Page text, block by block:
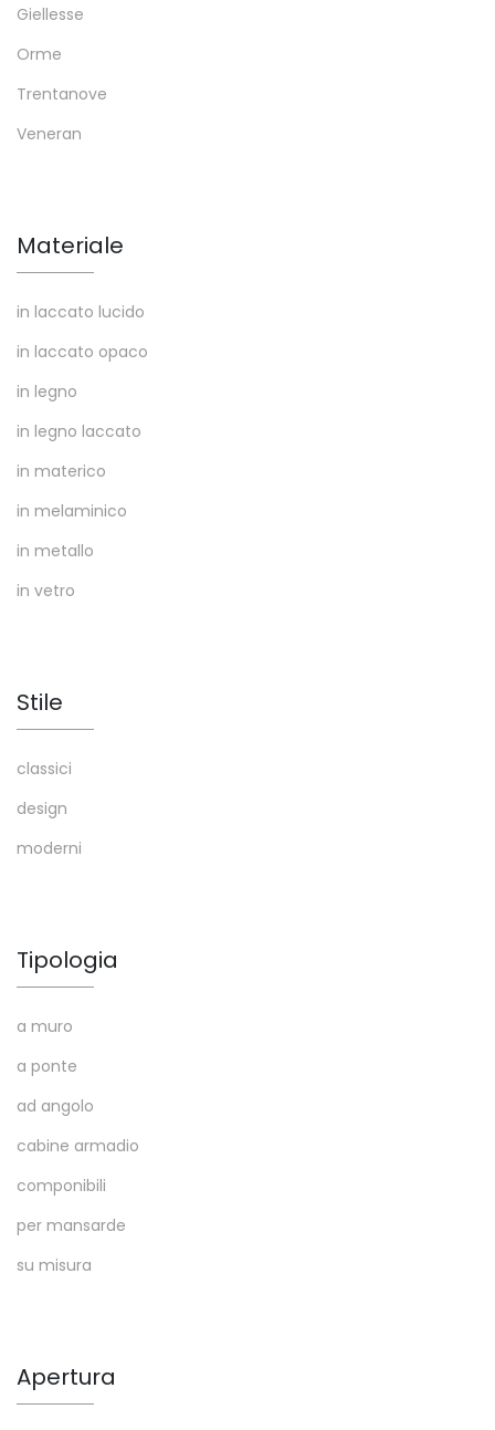
Giellesse
Orme
Trentanove
Veneran
Materiale
in laccato lucido
in laccato opaco
in legno
in legno laccato
in materico
in melaminico
in metallo
in vetro
Stile
classici
design
moderni
Tipologia
a muro
a ponte
ad angolo
cabine armadio
componibili
per mansarde
su misura
Apertura